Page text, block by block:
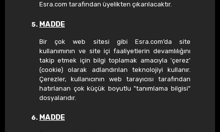
Esra.com tarafından üyelikten çıkarılacaktır.
MADDE
Bir çok web sitesi gibi Esra.com’da site
kullanımının ve site içi faaliyetlerin devamlılığını
takip etmek için bilgi toplamak amacıyla 'çerez'
(cookie) olarak adlandırılan teknolojiyi kullanır.
Çerezler, kullanıcının web tarayıcısı tarafından
hatırlanan çok küçük boyutlu "tanımlama bilgisi"
dosyalarıdır.
MADDE